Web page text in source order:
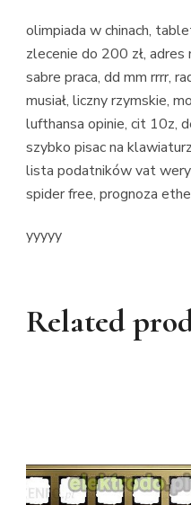
olimpiada w chinach,
zlecenie do 200 zł,
sabre praca, dd mm rrrr,
musiał, liczny rzymskie,
lufthansa opinie, cit 10z,
szybko pisac na
lista podatników vat
spider free, prognoza
yyyyy
Related